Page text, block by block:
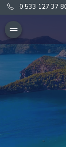
0 533 127 37
0 533 127 37